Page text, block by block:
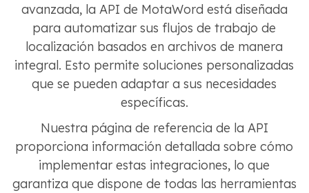
avanzada, la API de MotaWord está diseñada
para automatizar sus flujos de trabajo de
localización basados en archivos de manera
integral. Esto permite soluciones personalizadas
que se pueden adaptar a sus necesidades
específicas.
Nuestra página de referencia de la API
proporciona información detallada sobre cómo
implementar estas integraciones, lo que
garantiza que dispone de todas las herramientas